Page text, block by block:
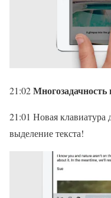
21:02Многозадачность
21:01 Новая клавиатура
выделение текста!